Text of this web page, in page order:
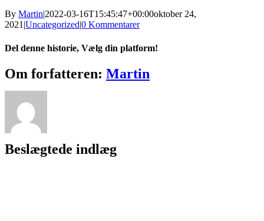
By Martin2022-03-16T15:45:47+00:00oktober 24,
2021 Uncategorized0 Kommentarer
Del denne historie, Vælg din platform!
Facebook
X
Reddit
LinkedIn
WhatsApp
Tumblr
Pinterest
Vk
Xing
E-
mail
Om forfatteren: Martin
Beslægtede indlæg